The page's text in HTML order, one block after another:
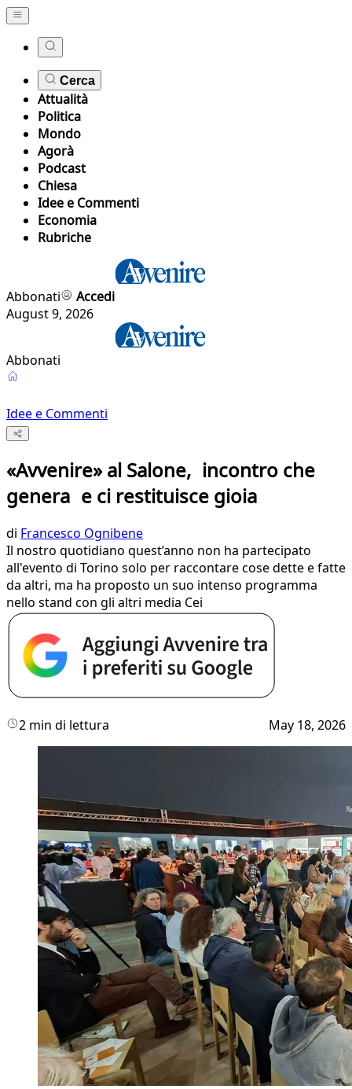
Cerca
Attualità
Politica
Mondo
Agorà
Podcast
Chiesa
Idee e Commenti
Economia
Rubriche
Abbonati
Accedi
August 9, 2026
Abbonati
Idee e Commenti
«Avvenire» al Salone, incontro che
genera e ci restituisce gioia
di Francesco Ognibene
Il nostro quotidiano quest’anno non ha partecipato
all'evento di Torino solo per raccontare cose dette e fatte
da altri, ma ha proposto un suo intenso programma
nello stand con gli altri media Cei
2 min di lettura May 18, 2026